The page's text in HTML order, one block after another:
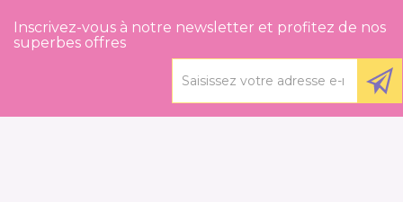
Inscrivez-vous à notre newsletter et profitez de nos
superbes offres